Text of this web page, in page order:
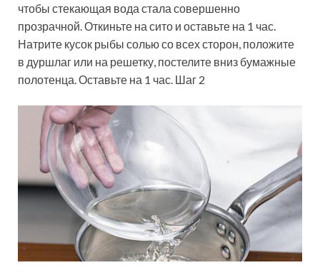
чтобы стекающая вода стала совершенно
прозрачной. Откиньте на сито и оставьте на 1 час.
Натрите кусок рыбы солью со всех сторон, положите
в дуршлаг или на решетку, постелите вниз бумажные
полотенца. Оставьте на 1 час. Шаг 2